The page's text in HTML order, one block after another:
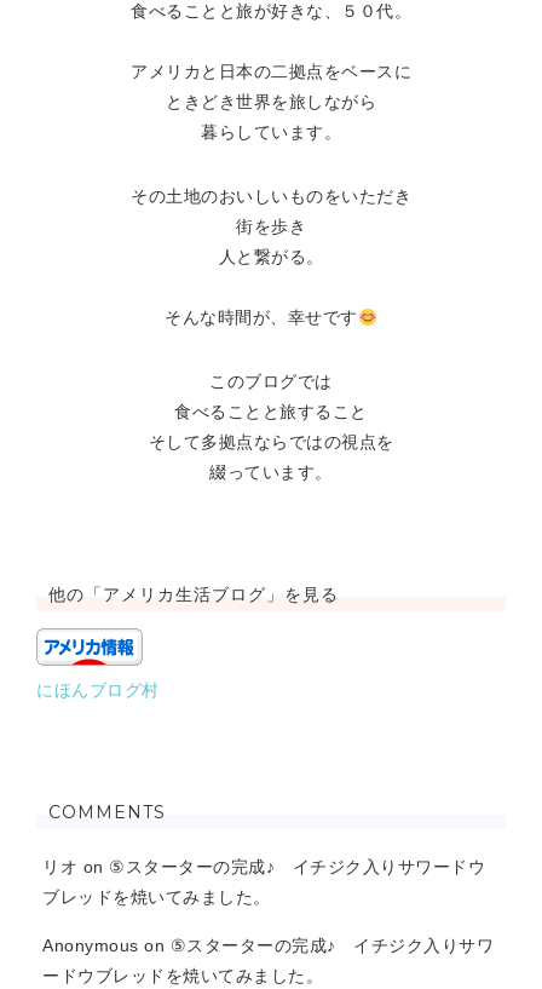
食べることと旅が好きな、５０代。
アメリカと日本の二拠点をベースに
ときどき世界を旅しながら
暮らしています。
その土地のおいしいものをいただき
街を歩き
人と繋がる。
そんな時間が、幸せです
このブログでは
食べることと旅すること
そして多拠点ならではの視点を
綴っています。
他の「アメリカ生活ブログ」を見る
にほんブログ村
COMMENTS
リオ on ⑤スターターの完成♪ イチジク入りサワードウ
ブレッドを焼いてみました。
Anonymous on ⑤スターターの完成♪ イチジク入りサワ
ードウブレッドを焼いてみました。